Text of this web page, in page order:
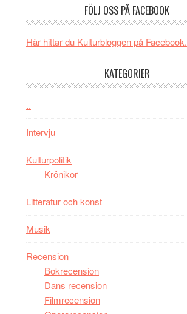
tv4
kan
FÖLJ OSS PÅ FACEBOOK
Här hittar du Kulturbloggen på Facebook.
KATEGORIER
..
Intervju
Kulturpolitik
Krönikor
Litteratur och konst
Musik
Recension
Bokrecension
Dans recension
Filmrecension